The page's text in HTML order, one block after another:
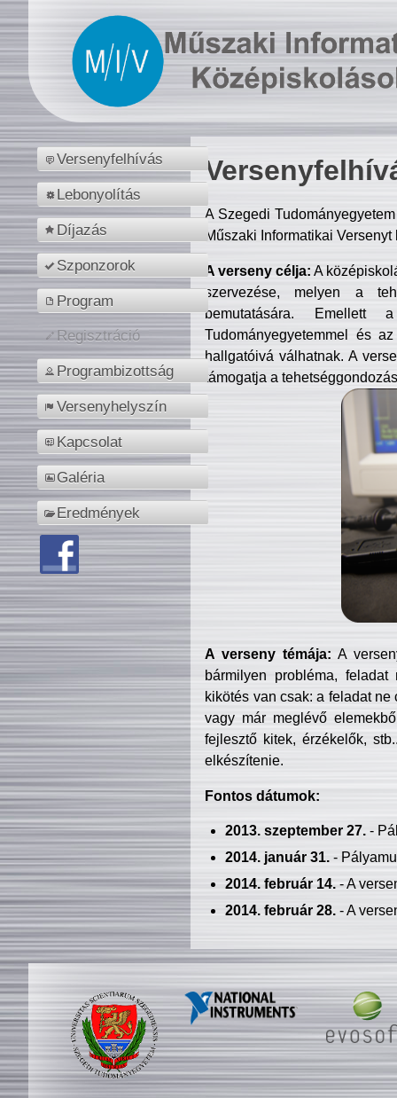
Versenyfelhívás
Lebonyolítás
Díjazás
Szponzorok
Program
Regisztráció
Programbizottság
Versenyhelyszín
Kapcsolat
Galéria
Eredmények
A Szegedi
Műszaki Informatikai
A verseny célja: A
szervezése, melyen a
bemutatására. Emellett
Tudományegyetemmel és
hallgatóivá válhatnak. A
támogatja a
A verseny témája: A
bármilyen probléma, feladat
kikötés van csak: a feladat
vagy már meglévő
fejlesztő kitek, érzékelők,
elkészítenie.
Fontos dátumok:
2013. szeptember 27.-
2014. január 31.-
2014. február 14.- A
2014. február 28.- A